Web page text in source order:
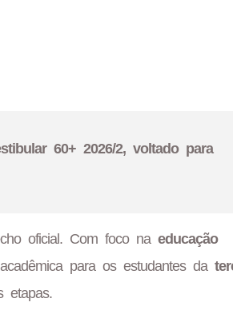
60+ 2026/2, voltado para
oficial. Com foco na educação
para os estudantes da
etapas.